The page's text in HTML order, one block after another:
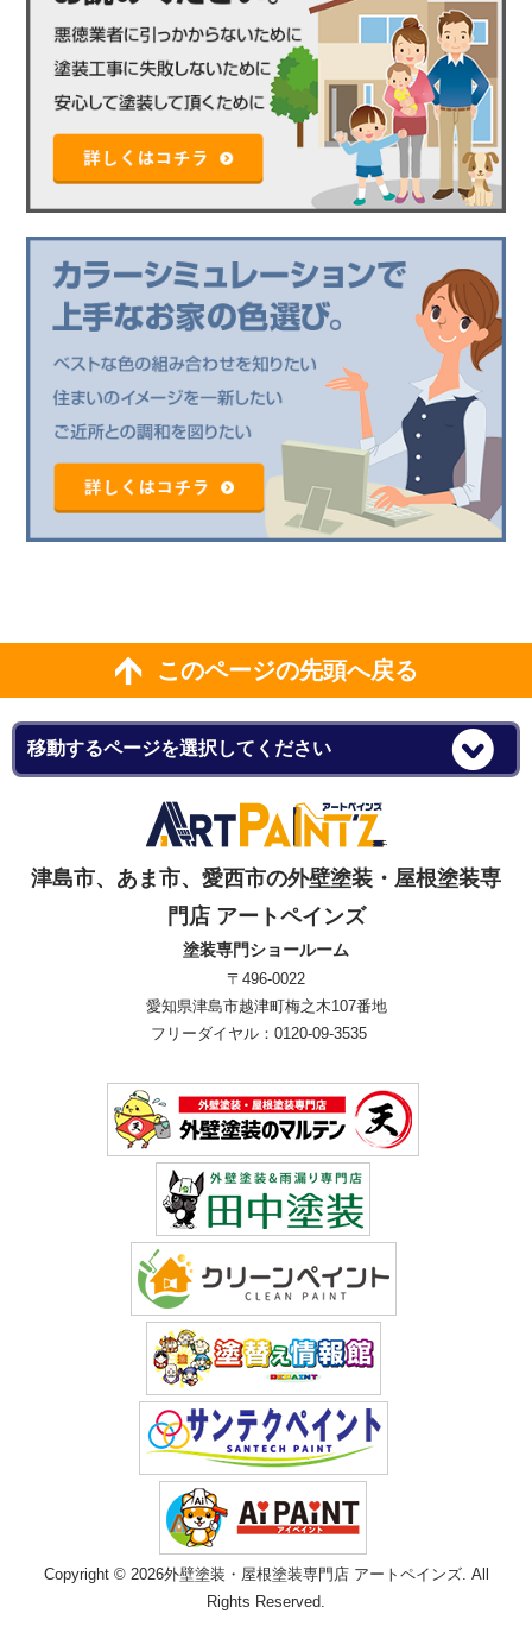
このページの先頭へ戻る
津島市、あま市、愛西市の外壁塗装・屋根塗装専
門店 アートペインズ
塗装専門ショールーム
〒496-0022
愛知県津島市越津町梅之木107番地
フリーダイヤル：0120-09-3535
Copyright © 2026外壁塗装・屋根塗装専門店 アートペインズ. All
Rights Reserved.